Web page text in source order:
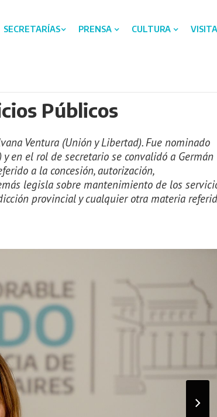
SECRETARÍAS PRENSA CULTURA
Públicos
Ventura (Unión y Libertad). Fue nominado
en el rol de secretario se convalidó a Germán
a la concesión, autorización,
legisla sobre mantenimiento de los
provincial y cualquier otra materia